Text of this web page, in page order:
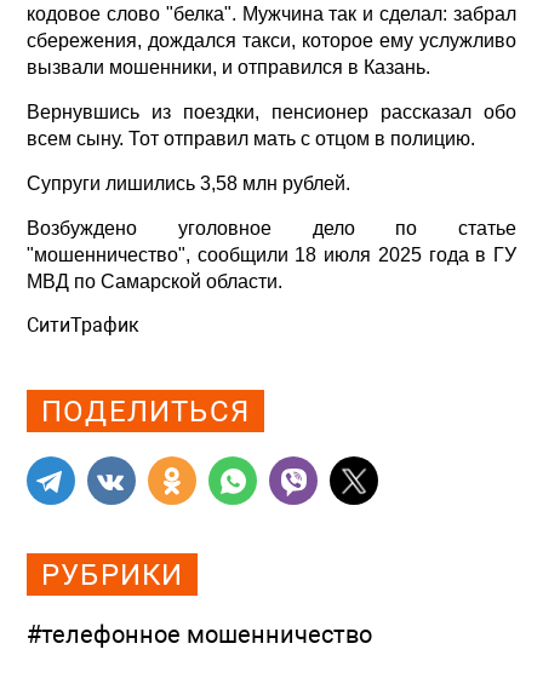
кодовое слово "белка". Мужчина так и сделал: забрал
сбережения, дождался такси, которое ему услужливо
вызвали мошенники, и отправился в Казань.
Вернувшись из поездки, пенсионер рассказал обо
всем сыну. Тот отправил мать с отцом в полицию.
Супруги лишились 3,58 млн рублей.
Возбуждено уголовное дело по статье
"мошенничество", сообщили 18 июля 2025 года в ГУ
МВД по Самарской области.
СитиТрафик
ПОДЕЛИТЬСЯ
РУБРИКИ
#телефонное мошенничество